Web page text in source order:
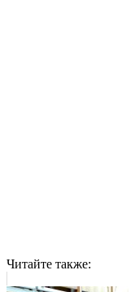
Читайте также: